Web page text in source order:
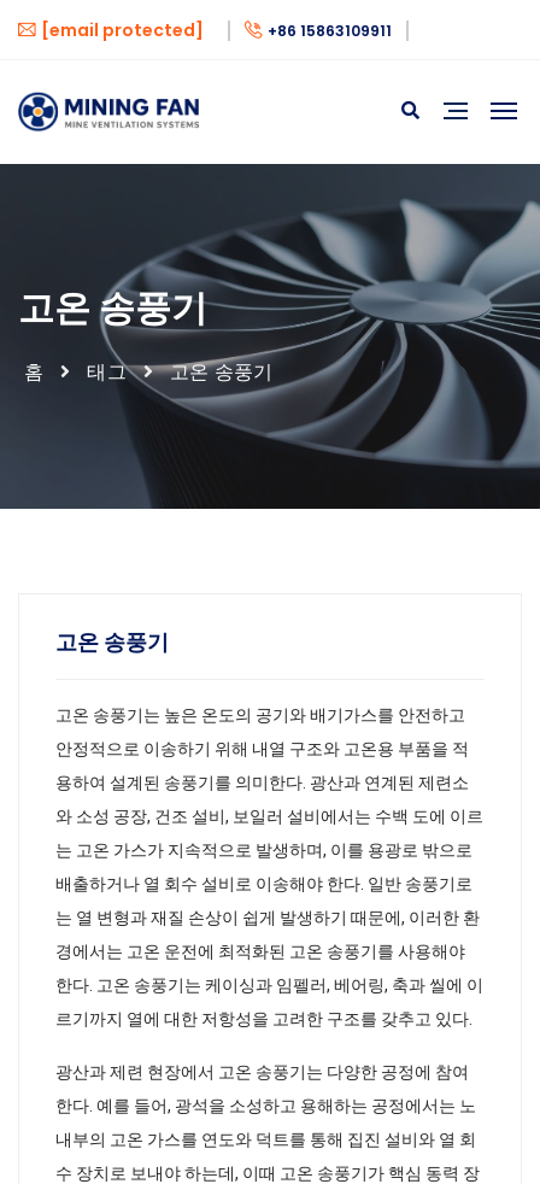
[email protected] +86 15863109911
고온 송풍기
홈 태그 고온 송풍기
고온 송풍기
고온 송풍기는 높은 온도의 공기와 배기가스를 안전하고
안정적으로 이송하기 위해 내열 구조와 고온용 부품을 적
용하여 설계된 송풍기를 의미한다. 광산과 연계된 제련소
와 소성 공장, 건조 설비, 보일러 설비에서는 수백 도에 이르
는 고온 가스가 지속적으로 발생하며, 이를 용광로 밖으로
배출하거나 열 회수 설비로 이송해야 한다. 일반 송풍기로
는 열 변형과 재질 손상이 쉽게 발생하기 때문에, 이러한 환
경에서는 고온 운전에 최적화된 고온 송풍기를 사용해야
한다. 고온 송풍기는 케이싱과 임펠러, 베어링, 축과 씰에 이
르기까지 열에 대한 저항성을 고려한 구조를 갖추고 있다.
광산과 제련 현장에서 고온 송풍기는 다양한 공정에 참여
한다. 예를 들어, 광석을 소성하고 용해하는 공정에서는 노
내부의 고온 가스를 연도와 덕트를 통해 집진 설비와 열 회
수 장치로 보내야 하는데, 이때 고온 송풍기가 핵심 동력 장